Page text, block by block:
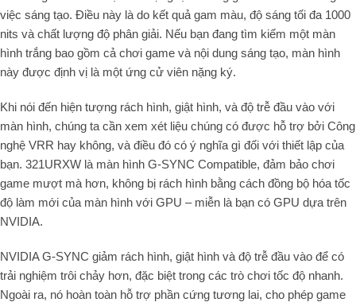
việc sáng tạo. Điều này là do kết quả gam màu, độ sáng tối đa 1000
nits và chất lượng độ phân giải. Nếu bạn đang tìm kiếm một màn
hình trắng bao gồm cả chơi game và nội dung sáng tạo, màn hình
này được định vị là một ứng cử viên nặng ký.
Khi nói đến hiện tượng rách hình, giật hình, và độ trễ đầu vào với
màn hình, chúng ta cần xem xét liệu chúng có được hỗ trợ bởi Công
nghệ VRR hay không, và điều đó có ý nghĩa gì đối với thiết lập của
bạn. 321URXW là màn hình G-SYNC Compatible, đảm bảo chơi
game mượt mà hơn, không bị rách hình bằng cách đồng bộ hóa tốc
độ làm mới của màn hình với GPU – miễn là bạn có GPU dựa trên
NVIDIA.
NVIDIA G-SYNC giảm rách hình, giật hình và độ trễ đầu vào để có
trải nghiệm trôi chảy hơn, đặc biệt trong các trò chơi tốc độ nhanh.
Ngoài ra, nó hoàn toàn hỗ trợ phần cứng tương lai, cho phép game